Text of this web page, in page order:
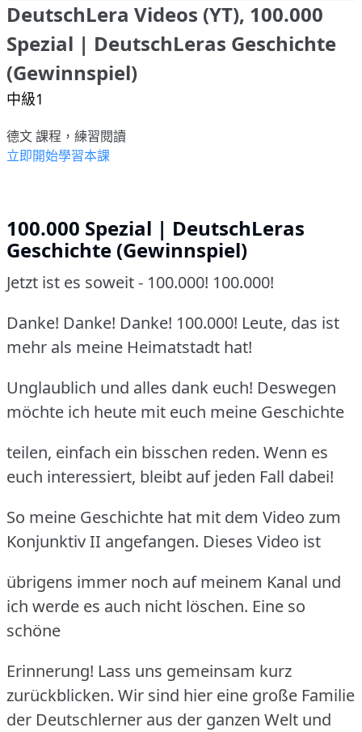
DeutschLera Videos (YT), 100.000
Spezial | DeutschLeras Geschichte
(Gewinnspiel)
中級1
德文 課程，練習閱讀
立即開始學習本課
100.000 Spezial | DeutschLeras
Geschichte (Gewinnspiel)
Jetzt ist es soweit - 100.000! 100.000!
Danke! Danke! Danke! 100.000! Leute, das ist
mehr als meine Heimatstadt hat!
Unglaublich und alles dank euch! Deswegen
möchte ich heute mit euch meine Geschichte
teilen, einfach ein bisschen reden. Wenn es
euch interessiert, bleibt auf jeden Fall dabei!
So meine Geschichte hat mit dem Video zum
Konjunktiv II angefangen. Dieses Video ist
übrigens immer noch auf meinem Kanal und
ich werde es auch nicht löschen. Eine so
schöne
Erinnerung! Lass uns gemeinsam kurz
zurückblicken. Wir sind hier eine große Familie
der Deutschlerner aus der ganzen Welt und